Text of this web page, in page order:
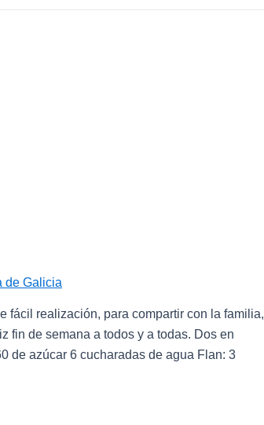
de Galicia
fácil realización, para compartir con la familia,
fin de semana a todos y a todas. Dos en
de azúcar 6 cucharadas de agua Flan: 3